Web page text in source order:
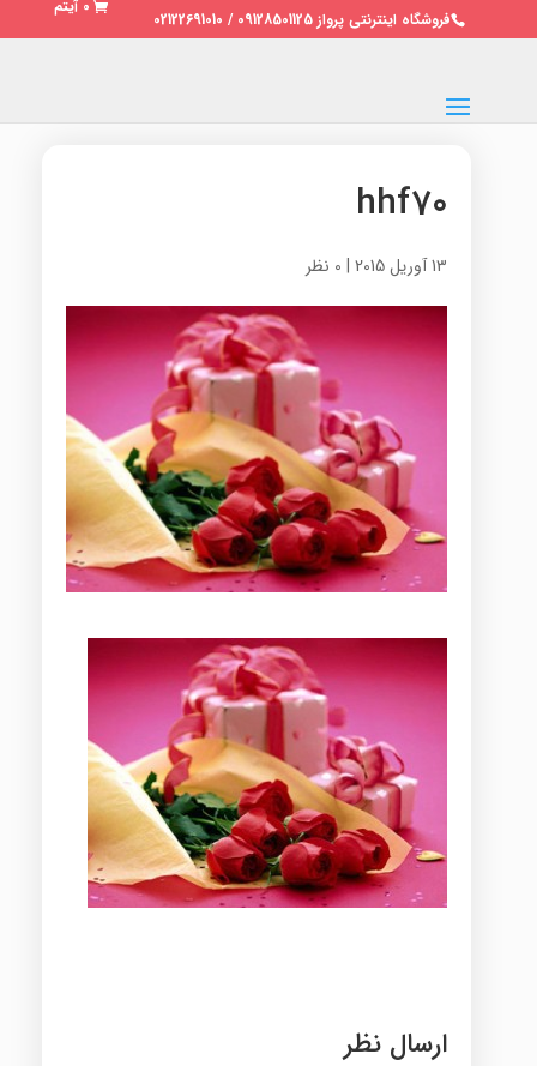
فروشگاه اینترنتی پرواز 09128501125 / 02122691010
0 آیتم
hhf70
13 آوریل 2015 | 0 نظر
ارسال نظر